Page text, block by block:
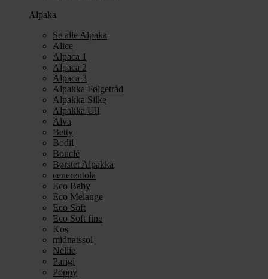
Alpaka
Se alle Alpaka
Alice
Alpaca 1
Alpaca 2
Alpaca 3
Alpakka Følgetråd
Alpakka Silke
Alpakka Ull
Alva
Betty
Bodil
Bouclé
Børstet Alpakka
cenerentola
Eco Baby
Eco Melange
Eco Soft
Eco Soft fine
Kos
midnatssol
Nellie
Parigi
Poppy